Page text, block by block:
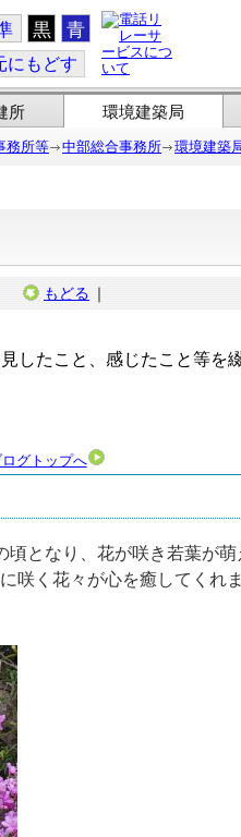
黒 青
にもどす
所 環境建築局
務所等 中部総合事務所 環境建築
もどる ｜
たこと、感じたこと等を
グトップへ
となり、花が咲き若葉が
咲く花々が心を癒してくれま